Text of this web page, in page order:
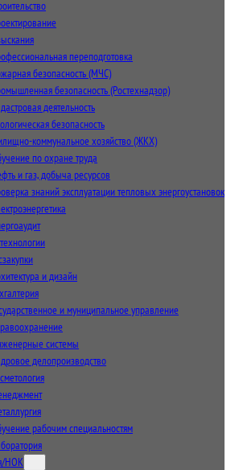
переподготовка
безопасность (МЧС)
безопасность (Ростехнадзор)
деятельность
безопасность
коммунальное хозяйство (ЖКХ)
по охране труда
и газ, добыча ресурсов
знаний эксплуатации тепловых энергоустановок
и дизайн
и муниципальное управление
системы
делопроизводство
рабочим специальностям
НОК